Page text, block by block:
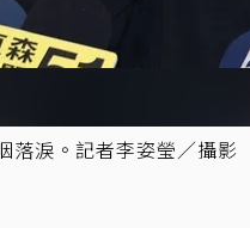
落淚。記者李姿瑩／攝影